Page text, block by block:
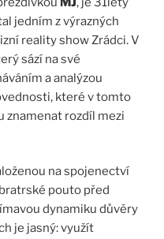
jedním z výrazných
reality show Zrádci. V
sází na své
a analýzou
které v tomto
znamenat rozdíl mezi
na spojenectví
pouto před
dynamiku důvěry
je jasný: využít